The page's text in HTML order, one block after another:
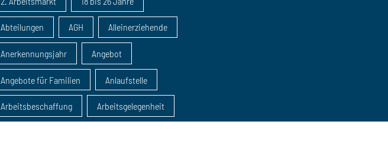
Abteilungen AGH Alleinerziehende
Anerkennungsjahr Angebot
Angebote für Familien Anlaufstelle
Arbeitsbeschaffung Arbeitsgelegenheit